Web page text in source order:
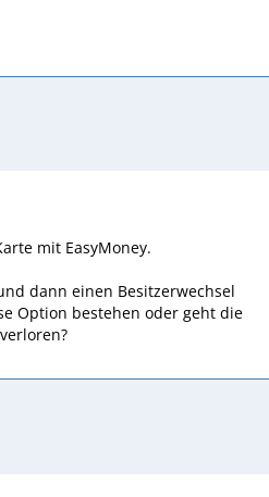
mit EasyMoney.
dann einen Besitzerwechsel
Option bestehen oder geht die